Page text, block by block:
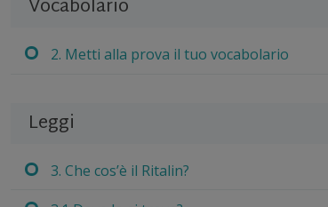
Vocabolario
2. Metti alla prova il tuo vocabolario
Leggi
3. Che cos’è il Ritalin?